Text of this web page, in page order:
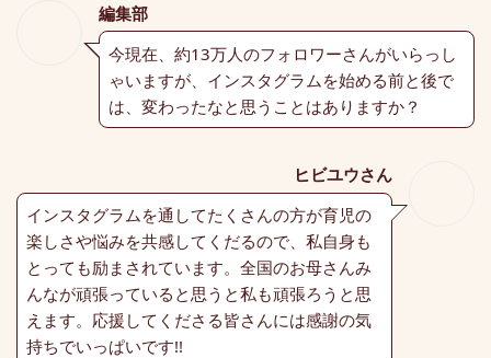
編集部
今現在、約13万人のフォロワーさんがいらっし
ゃいますが、インスタグラムを始める前と後で
は、変わったなと思うことはありますか？
ヒビユウさん
インスタグラムを通してたくさんの方が育児の
楽しさや悩みを共感してくだるので、私自身も
とっても励まされています。全国のお母さんみ
んなが頑張っていると思うと私も頑張ろうと思
えます。応援してくださる皆さんには感謝の気
持ちでいっぱいです!!